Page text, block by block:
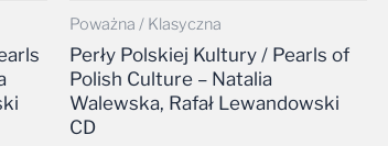
Poważna / Klasyczna
Perły Polskiej Kultury / Pearls of
Polish Culture – Natalia
Walewska, Rafał Lewandowski
CD